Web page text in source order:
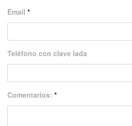
Email *
Teléfono con clave lada
Comentarios: *